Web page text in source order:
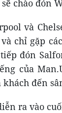
chào đón
và
chỉ gặp
đón
của
đến
ra vào